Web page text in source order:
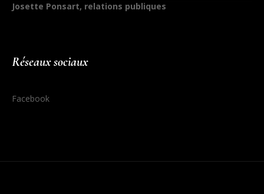
Josette Ponsart, relations publiques
Réseaux sociaux
Facebook